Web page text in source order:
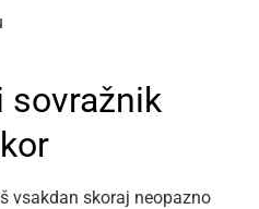
sovražnik
vsakdan skoraj neopazno